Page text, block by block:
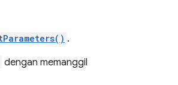
.
dengan memanggil